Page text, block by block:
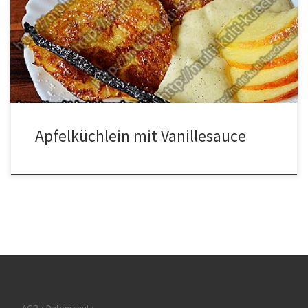
Zubereitung Für die Apfelküchlein müssen wir die Äpfel schälen,
entkernen und raspeln. Das Mehl mit dem Zucker, dem
Vanillezucker und den Eiern vermischen. Nun die Eiermasse zu
den Äpfeln […]
Apfelküchlein mit Vanillesauce